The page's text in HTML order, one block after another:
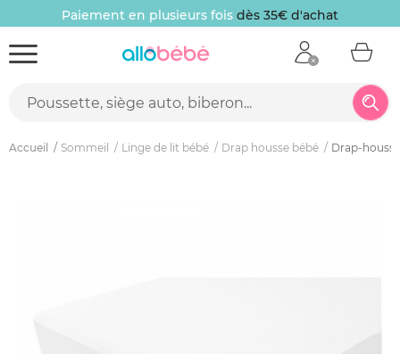
Paiement en plusieurs fois dès 35€ d'achat
Accueil Sommeil Linge de lit bébé Drap housse bébé Drap-